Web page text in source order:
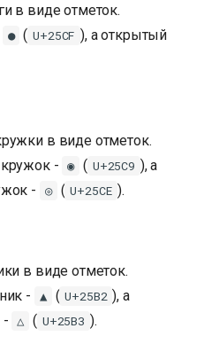
в виде отметок.
● ( U+25CF ), а открытый
в виде отметок.
- ◉ ( U+25C9 ), а
-
◎ ( U+25CE ).
в виде отметок.
-
▲ ( U+25B2 ), а
- △ ( U+25B3 ).